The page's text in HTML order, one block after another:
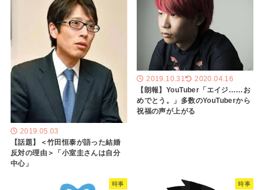
2019.05.03
【話題】＜竹田恒泰が語った結婚
反対の理由＞「小室圭さんは自分
中心」
2019.10.31 2020.04.16
【朗報】YouTuber「エイジ……お
めでとう。」多数のYouTuberから
祝福の声が上がる
時事 時事